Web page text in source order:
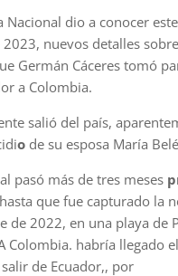
Nacional dio a conocer
2023, nuevos detalles
Germán Cáceres tomó
a Colombia.
salió del país,
o de su esposa María
pasó más de tres meses
hasta que fue capturado la
de 2022, en una playa de
Colombia. habría llegado
de Ecuador,, por